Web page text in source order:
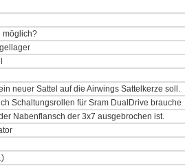
möglich?
neuer Sattel auf die Airwings Sattelkerze soll.
Schaltungsrollen für Sram DualDrive brauche
Nabenflansch der 3x7 ausgebrochen ist.